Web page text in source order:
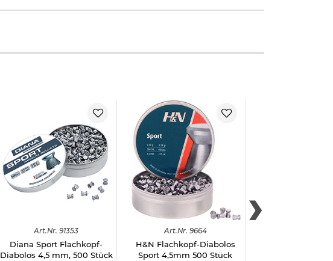
Art.Nr. 91353
Diana Sport Flachkopf-
Diabolos 4,5 mm, 500 Stück
Art.Nr. 9664
H&N Flachkopf-Diabolos
Sport 4,5mm 500 Stück